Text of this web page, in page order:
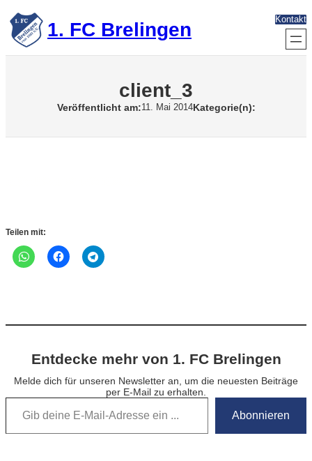
Zum
Inhalt
springen 1. FC Brelingen Kontakt
client_3
Veröffentlicht am:11. Mai 2014Kategorie(n):
Teilen mit:
Entdecke mehr von 1. FC Brelingen
Melde dich für unseren Newsletter an, um die neuesten Beiträge
per E-Mail zu erhalten.
Gib deine E-Mail-Adresse ein …
Abonnieren